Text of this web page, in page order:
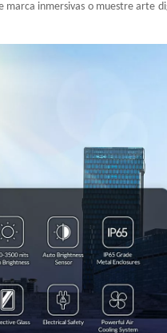
marca inmersivas o muestre arte